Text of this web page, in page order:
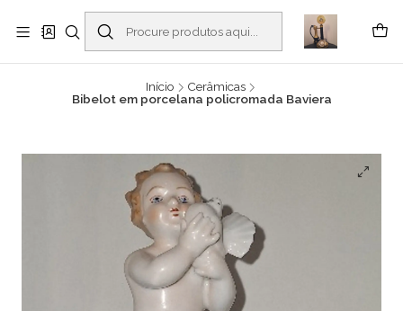
Buscantiguidades - Leilões. Colecionismo e antiguidades em Viana do
Castelo -
Ler mais
Início
Cerâmicas
Bibelot em porcelana policromada Baviera